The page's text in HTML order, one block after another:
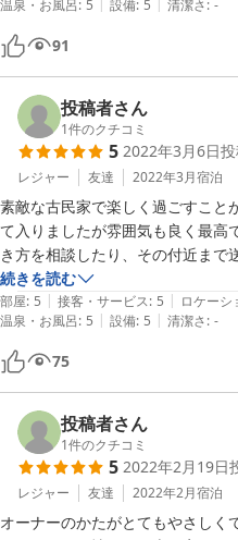
オーナーご夫妻もとても良い方で
ぎてしまいました。
また宿泊したいです。連泊してゆ
温泉・お風呂: 5 設備: 5 清潔さ: -
91
投稿者さん
1件のクチコミ
5 2022年3月6日
レジャー 友達 2022年3月宿泊
素敵な古民家で楽しく過ごすこと
て入りましたが雰囲気も良く最高
き方を相談したり、その付近まで
ぱいです。ぜひ、また利用したい
続きを読む
部屋: 5 | 接客・サービス: 5 | ロケーシ
温泉・お風呂: 5 | 設備: 5 | 清潔さ: -
75
投稿者さん
1件のクチコミ
5 2022年2月19日
レジャー 友達 2022年2月宿泊
オーナーのかたがとてもやさしく